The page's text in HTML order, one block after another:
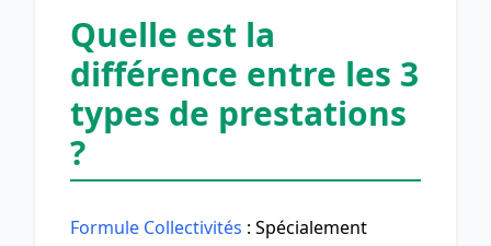
Quelle est la
différence entre les 3
types de prestations
?
Formule Collectivités : Spécialement